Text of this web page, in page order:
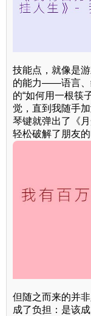
技能点，就像是
的能力——语言、
的“如何用一根筷
觉，直到我随手
琴键就弹出了《
轻松破解了朋友
但随之而来的并
成了负担：是该